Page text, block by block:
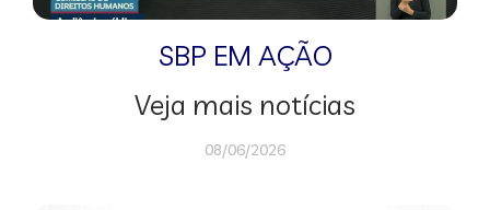
SBP EM AÇÃO
Veja mais notícias
08/06/2026